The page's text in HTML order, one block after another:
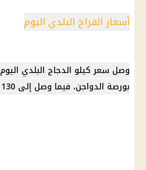
أسعار الفراخ البلدي اليوم
وصل سعر كيلو الدجاج البلدي اليوم
بورصة الدواجن، فيما وصل إلى 130 جنيها للمستهلك.